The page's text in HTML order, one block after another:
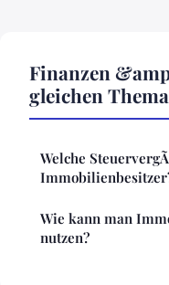
Finanzen
gleichen Thema
Welche
Wie kann man
nutzen?